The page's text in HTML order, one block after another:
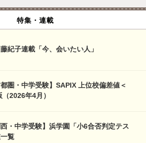
特集・連載
紀子連載「今、会いたい人」
圏・中学受験】SAPIX 上位校偏差値＜
2026年4月）
・中学受験】浜学園「小6合否判定テス
覧